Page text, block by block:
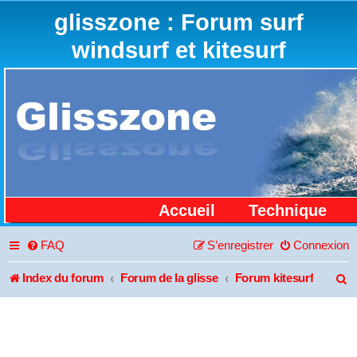
glisszone : Forum surf
windsurf et kitesurf
Accueil Technique
FAQ Connexion
S’enregistrer
Index du forum Forum de la glisse Forum kitesurf